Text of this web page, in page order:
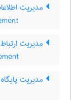
مدیریت
مدیریت
مدیریت